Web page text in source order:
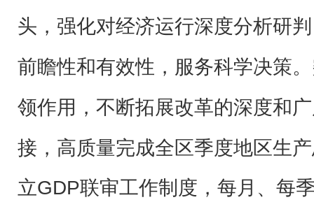
头，强化对经济运行深度分析研
前瞻性和有效性，服务科学决策。
领作用，不断拓展改革的深度和
接，高质量完成全区季度地区生
立GDP联审工作制度，每月、每